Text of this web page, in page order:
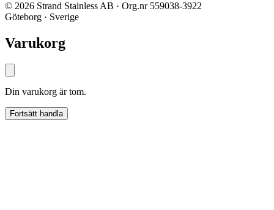
© 2026 Strand Stainless AB · Org.nr 559038-3922
Göteborg · Sverige
Varukorg
Din varukorg är tom.
Fortsätt handla